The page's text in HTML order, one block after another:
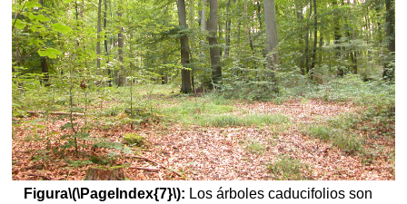
Figura\(\PageIndex{7}\): Los árboles caducifolios son